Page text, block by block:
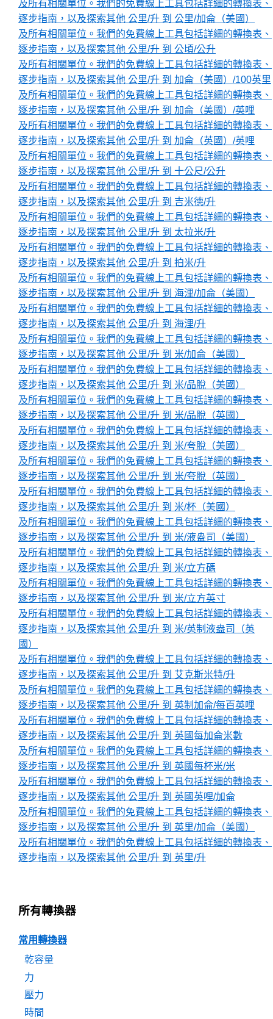
及所有相關單位。我們的免費線上工具包括詳細的轉換表、
逐步指南，以及探索其他 公里/升 到 公里/加侖（美國）
及所有相關單位。我們的免費線上工具包括詳細的轉換表、
逐步指南，以及探索其他 公里/升 到 公頃/公升
及所有相關單位。我們的免費線上工具包括詳細的轉換表、
逐步指南，以及探索其他 公里/升 到 加侖（美國）/100英里
及所有相關單位。我們的免費線上工具包括詳細的轉換表、
逐步指南，以及探索其他 公里/升 到 加侖（美國）/英哩
及所有相關單位。我們的免費線上工具包括詳細的轉換表、
逐步指南，以及探索其他 公里/升 到 加侖（英國）/英哩
及所有相關單位。我們的免費線上工具包括詳細的轉換表、
逐步指南，以及探索其他 公里/升 到 十公尺/公升
及所有相關單位。我們的免費線上工具包括詳細的轉換表、
逐步指南，以及探索其他 公里/升 到 吉米德/升
及所有相關單位。我們的免費線上工具包括詳細的轉換表、
逐步指南，以及探索其他 公里/升 到 太拉米/升
及所有相關單位。我們的免費線上工具包括詳細的轉換表、
逐步指南，以及探索其他 公里/升 到 拍米/升
及所有相關單位。我們的免費線上工具包括詳細的轉換表、
逐步指南，以及探索其他 公里/升 到 海浬/加侖（美國）
及所有相關單位。我們的免費線上工具包括詳細的轉換表、
逐步指南，以及探索其他 公里/升 到 海浬/升
及所有相關單位。我們的免費線上工具包括詳細的轉換表、
逐步指南，以及探索其他 公里/升 到 米/加侖（美國）
及所有相關單位。我們的免費線上工具包括詳細的轉換表、
逐步指南，以及探索其他 公里/升 到 米/品脫（美國）
及所有相關單位。我們的免費線上工具包括詳細的轉換表、
逐步指南，以及探索其他 公里/升 到 米/品脫（英國）
及所有相關單位。我們的免費線上工具包括詳細的轉換表、
逐步指南，以及探索其他 公里/升 到 米/夸脫（美國）
及所有相關單位。我們的免費線上工具包括詳細的轉換表、
逐步指南，以及探索其他 公里/升 到 米/夸脫（英國）
及所有相關單位。我們的免費線上工具包括詳細的轉換表、
逐步指南，以及探索其他 公里/升 到 米/杯（美國）
及所有相關單位。我們的免費線上工具包括詳細的轉換表、
逐步指南，以及探索其他 公里/升 到 米/液盎司（美國）
及所有相關單位。我們的免費線上工具包括詳細的轉換表、
逐步指南，以及探索其他 公里/升 到 米/立方碼
及所有相關單位。我們的免費線上工具包括詳細的轉換表、
逐步指南，以及探索其他 公里/升 到 米/立方英寸
及所有相關單位。我們的免費線上工具包括詳細的轉換表、
逐步指南，以及探索其他 公里/升 到 米/英制液盎司（英
國）
及所有相關單位。我們的免費線上工具包括詳細的轉換表、
逐步指南，以及探索其他 公里/升 到 艾克斯米特/升
及所有相關單位。我們的免費線上工具包括詳細的轉換表、
逐步指南，以及探索其他 公里/升 到 英制加侖/每百英哩
及所有相關單位。我們的免費線上工具包括詳細的轉換表、
逐步指南，以及探索其他 公里/升 到 英國每加侖米數
及所有相關單位。我們的免費線上工具包括詳細的轉換表、
逐步指南，以及探索其他 公里/升 到 英國每杯米/米
及所有相關單位。我們的免費線上工具包括詳細的轉換表、
逐步指南，以及探索其他 公里/升 到 英國英哩/加侖
及所有相關單位。我們的免費線上工具包括詳細的轉換表、
逐步指南，以及探索其他 公里/升 到 英里/加侖（美國）
及所有相關單位。我們的免費線上工具包括詳細的轉換表、
逐步指南，以及探索其他 公里/升 到 英里/升
所有轉換器
常用轉換器
乾容量
力
壓力
時間